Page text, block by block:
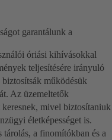
garantálunk a
óriási kihívásokkal
teljesítésére irányuló
működésük
Az üzemeltetők
mivel biztosítaniuk
életképességet is.
tárolás, a finomítókban és a